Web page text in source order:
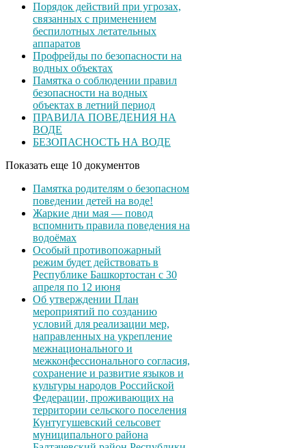
Порядок действий при угрозах,
связанных с применением
беспилотных летательных
аппаратов
Профрейды по безопасности на
водных объектах
Памятка о соблюдении правил
безопасности на водных
объектах в летний период
ПРАВИЛА ПОВЕДЕНИЯ НА
ВОДЕ
БЕЗОПАСНОСТЬ НА ВОДЕ
Показать еще 10 документов
Памятка родителям о безопасном
поведении детей на воде!
Жаркие дни мая — повод
вспомнить правила поведения на
водоёмах
Особый противопожарный
режим будет действовать в
Республике Башкортостан с 30
апреля по 12 июня
Об утверждении План
мероприятий по созданию
условий для реализации мер,
направленных на укрепление
межнационального и
межконфессионального согласия,
сохранение и развитие языков и
культуры народов Российской
Федерации, проживающих на
территории сельского поселения
Кунтугушевский сельсовет
муниципального района